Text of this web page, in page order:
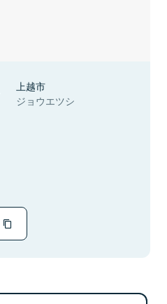
上越市
ジョウエツシ